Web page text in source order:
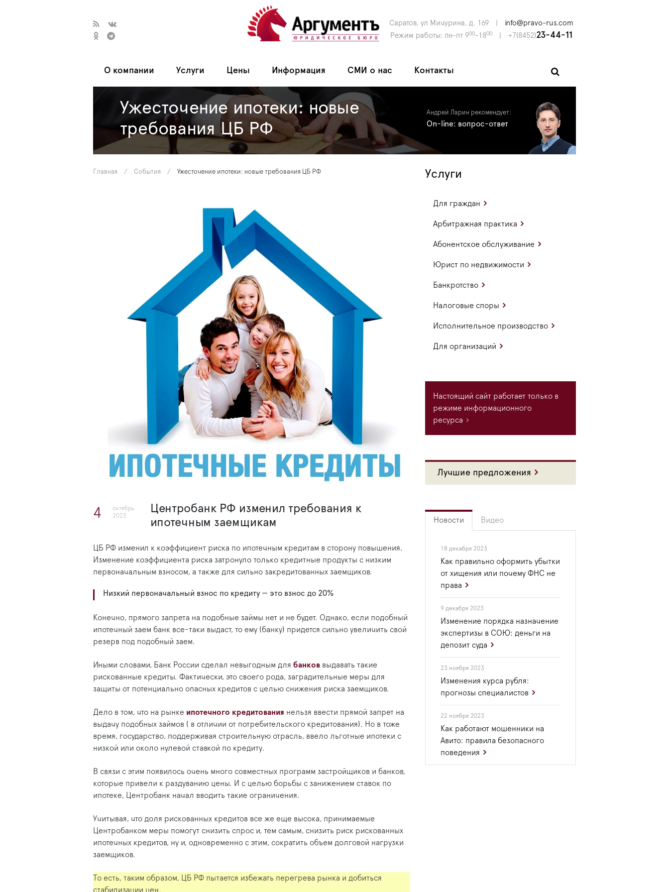
Саратов, ул Мичурина, д. 169
info@pravo-rus.com
Режим работы: пн-пт 900-1800 +7(8452)23-44-11
О компании Услуги Цены Информация СМИ о нас Контакты
Ужесточение ипотеки: новые
требования ЦБ РФ
Андрей Ларин рекомендует:
On-line: вопрос-ответ
Главная / События / Ужесточение ипотеки: новые требования ЦБ РФ
4
октябрь
2023
Центробанк РФ изменил требования к
ипотечным заемщикам
ЦБ РФ изменил к коэффициент риска по ипотечным кредитам в сторону повышения.
Изменение коэффициента риска затронуло только кредитные продукты с низким
первоначальным взносом, а также для сильно закредитованных заемщиков.
Низкий первоначальный взнос по кредиту — это взнос до 20%
Конечно, прямого запрета на подобные займы нет и не будет. Однако, если подобный
ипотечный заем банк все-таки выдаст, то ему (банку) придется сильно увеличить свой
резерв под подобный заем.
Иными словами, Банк России сделал невыгодным для банков выдавать такие
рискованные кредиты. Фактически, это своего рода, заградительные меры для
защиты от потенциально опасных кредитов с целью снижения риска заемщиков.
Дело в том, что на рынке ипотечного кредитования нельзя ввести прямой запрет на
выдачу подобных займов ( в отличии от потребительского кредитования). Но в тоже
время, государство, поддерживая строительную отрасль, ввело льготные ипотеки с
низкой или около нулевой ставкой по кредиту.
В связи с этим появилось очень много совместных программ застройщиков и банков,
которые привели к раздуванию цены. И с целью борьбы с занижением ставок по
ипотеке, Центробанк начал вводить такие ограничения.
Учитывая, что доля рискованных кредитов все же еще высока, принимаемые
Центробанком меры помогут снизить спрос и, тем самым, снизить риск рискованных
ипотечных кредитов, ну и, одновременно с этим, сократить объем долговой нагрузки
заемщиков.
То есть, таким образом, ЦБ РФ пытается избежать перегрева рынка и добиться
стабилизации цен.
Услуги
Для граждан
Арбитражная практика
Абонентское обслуживание
Юрист по недвижимости
Банкротство
Налоговые споры
Исполнительное производство
Для организаций
Настоящий сайт работает только в
режиме информационного
ресурса
Лучшие предложения
Новости Видео
18 декабря 2023
Как правильно оформить убытки
от хищения или почему ФНС не
права
9 декабря 2023
Изменение порядка назначение
экспертизы в СОЮ: деньги на
депозит суда
23 ноября 2023
Изменения курса рубля:
прогнозы специалистов
22 ноября 2023
Как работают мошенники на
Авито: правила безопасного
поведения